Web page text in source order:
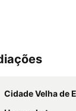
Cidade Velha de